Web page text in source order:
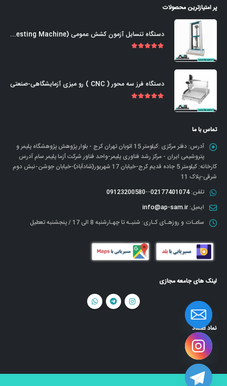
پر امتیازترین محصولات
دستگاه تنسایل آزمون کشش عمومی (Universal Tensile Testing Machine)
دستگاه فرز سه محور ( CNC ) رو میزی آزمایشگاهی-صنعتی
تماس با ما
آدرس:
دفتر مرکزی :کیلومتر 15 اتوبان تهران کرج - بلوار پژوهش پژوهشگاه پلیمر و
پتروشیمی ایران - مرکز رشد فناوری پلیمر-واحد فناور شرکت آزما پلیمر سام آدرس
کارخانه: کیلومتر 5 جاده قدیم کرج-خیابان 17 شهریور(شادآباد)-خیابان جوشن-نبش دوم
شرقی-پلاک 11
تلفن:02177401074
--
09123200580
ایمیل:info@ap-sam.ir
ساعـات و روزهـای کـاری: شنبـه تا چهـارشنبه 8 الی 17 / پنجشنبه تعطیل
لینک های جامعه مجازی
نماد اعتماد